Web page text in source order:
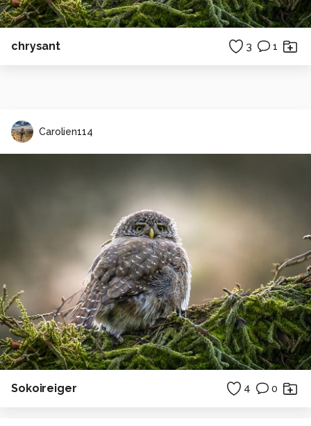
chrysant 3 1
Carolien114
Sokoireiger 4 0